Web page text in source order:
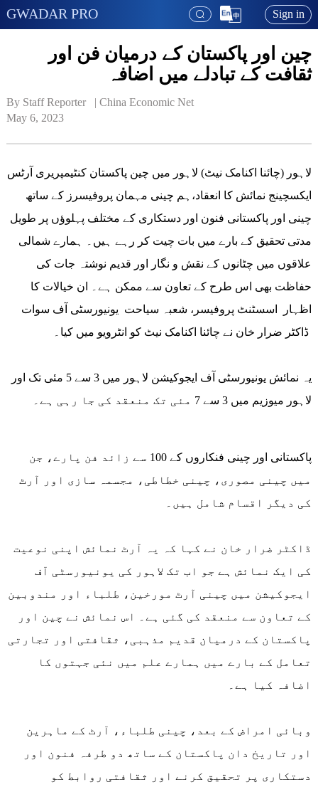
GWADAR PRO Sign in
چین اور پاکستان کے درمیان فن اور
ثقافت کے تبادلے میں اضافہ
By Staff Reporter   | China Economic Net
May 6, 2023
لاہور (چائنا اکنامک نیٹ) لاہور میں چین پاکستان کنٹیمپریری آرٹس
ایکسچینج نمائش کا انعقاد،ہم چینی مہمان پروفیسرز کے ساتھ
چینی اور پاکستانی فنون اور دستکاری کے مختلف پہلوؤں پر طویل
مدتی تحقیق کے بارے میں بات چیت کر رہے ہیں۔ ہمارے شمالی
علاقوں میں چٹانوں کے نقش و نگار اور قدیم نوشتہ جات کی
حفاظت بھی اس طرح کے تعاون سے ممکن ہے۔ ان خیالات کا
اظہار اسسٹنٹ پروفیسر، شعبہ سیاحت یونیورسٹی آف سوات
یہ نمائش یونیورسٹی آف ایجوکیشن لاہور میں 3 سے 5 مئی تک اور
لاہور میوزیم میں 3 سے 7 مئی تک منعقد کی جا رہی ہے۔
پاکستانی اور چینی فنکاروں کے 100 سے زائد فن پارے، جن
میں چینی مصوری، چینی خطاطی، مجسمہ سازی اور آرٹ
کی دیگر اقسام شامل ہیں۔
ڈاکٹر ضرار خان نے کہا کہ یہ آرٹ نمائش اپنی نوعیت
کی ایک نمائش ہے جو اب تک لاہور کی یونیورسٹی آف
ایجوکیشن میں چینی آرٹ مورخین، طلباء اور مندوبین
کے تعاون سے منعقد کی گئی ہے۔ اس نمائش نے چین اور
پاکستان کے درمیان قدیم مذہبی، ثقافتی اور تجارتی
تعامل کے بارے میں ہمارے علم میں نئی جہتوں کا
اضافہ کیا ہے۔
وبائی امراض کے بعد، چینی طلباء، آرٹ کے ماہرین
اور تاریخ دان پاکستان کے ساتھ دو طرفہ فنون اور
دستکاری پر تحقیق کرنے اور ثقافتی روابط کو